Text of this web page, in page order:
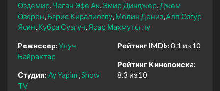
Оздемир Чаган Эфе Ак Эмир Динджер Джем
Озерен Барис Киралиоглу Мелин Дениз Алп Озгур
Ясин Кубра Сузгун Ясар Махмутоглу
Режиссер: Улуч
Байрактар
Студия: Ay Yapim Show
TV
Рейтинг IMDb: 8.1 из 10
Рейтинг Кинопоиска:
8.3 из 10